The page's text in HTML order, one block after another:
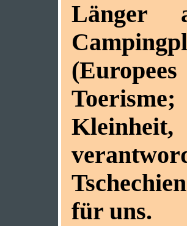
Länger
für uns.